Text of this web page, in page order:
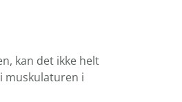
kan det ikke helt
muskulaturen i